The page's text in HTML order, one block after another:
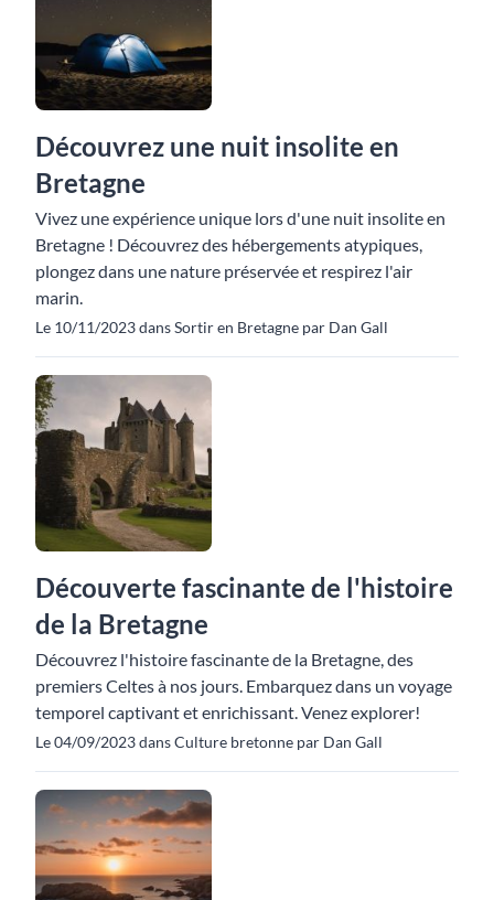
Découvrez une nuit insolite en
Bretagne
Vivez une expérience unique lors d'une nuit insolite en
Bretagne ! Découvrez des hébergements atypiques,
plongez dans une nature préservée et respirez l'air
marin.
Le 10/11/2023 dans Sortir en Bretagne par Dan Gall
Découverte fascinante de l'histoire
de la Bretagne
Découvrez l'histoire fascinante de la Bretagne, des
premiers Celtes à nos jours. Embarquez dans un voyage
temporel captivant et enrichissant. Venez explorer!
Le 04/09/2023 dans Culture bretonne par Dan Gall